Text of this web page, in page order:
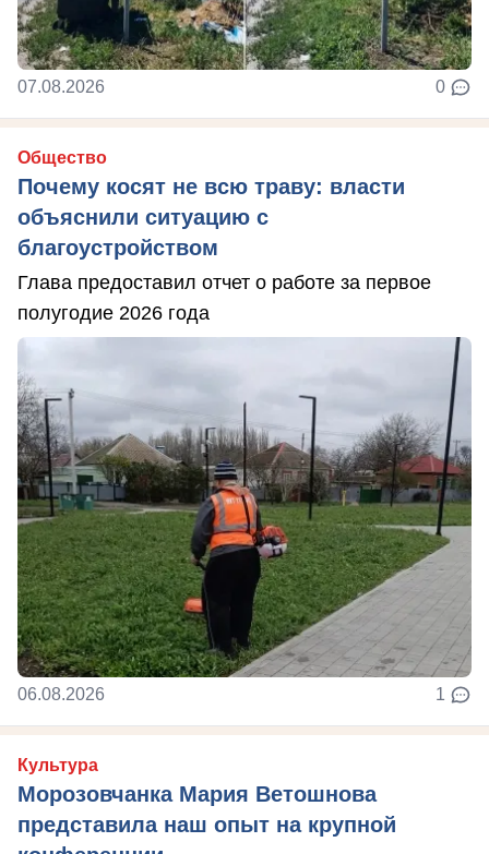
07.08.2026 0
Общество
Почему косят не всю траву: власти
объяснили ситуацию с
благоустройством
Глава предоставил отчет о работе за первое
полугодие 2026 года
06.08.2026 1
Культура
Морозовчанка Мария Ветошнова
представила наш опыт на крупной